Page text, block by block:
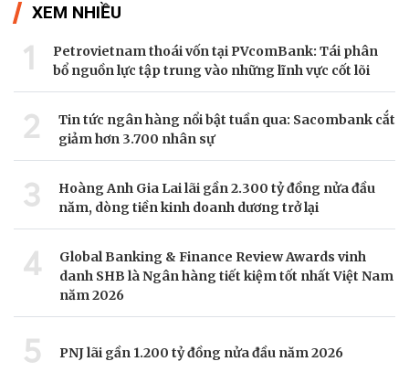
XEM NHIỀU
1
Petrovietnam thoái vốn tại PVcomBank: Tái phân
bổ nguồn lực tập trung vào những lĩnh vực cốt lõi
2
Tin tức ngân hàng nổi bật tuần qua: Sacombank cắt
giảm hơn 3.700 nhân sự
3
Hoàng Anh Gia Lai lãi gần 2.300 tỷ đồng nửa đầu
năm, dòng tiền kinh doanh dương trở lại
4
Global Banking & Finance Review Awards vinh
danh SHB là Ngân hàng tiết kiệm tốt nhất Việt Nam
năm 2026
5 PNJ lãi gần 1.200 tỷ đồng nửa đầu năm 2026